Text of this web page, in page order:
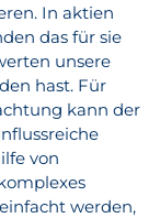
In aktien
das für sie
unsere
hast. Für
kann der
von
werden,